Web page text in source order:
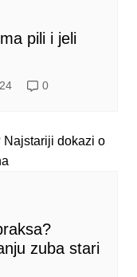
pili i jeli
0
zuba stari